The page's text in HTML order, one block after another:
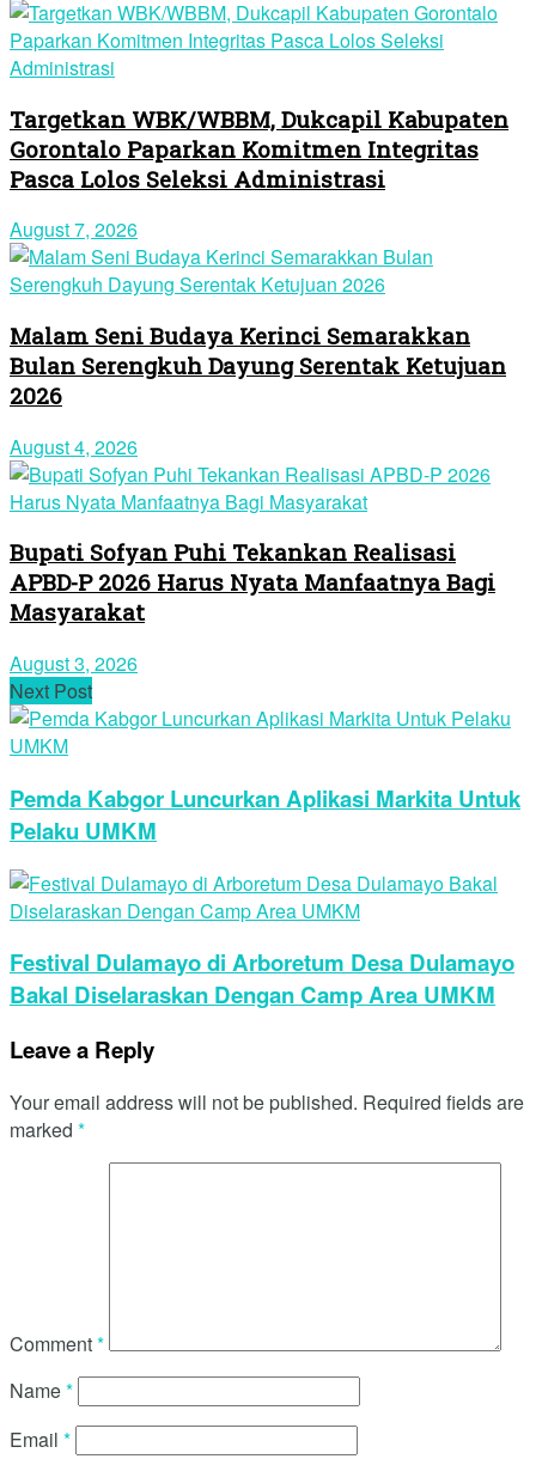
Targetkan WBK/WBBM, Dukcapil Kabupaten
Gorontalo Paparkan Komitmen Integritas
Pasca Lolos Seleksi Administrasi
August 7, 2026
Malam Seni Budaya Kerinci Semarakkan
Bulan Serengkuh Dayung Serentak Ketujuan
2026
August 4, 2026
Bupati Sofyan Puhi Tekankan Realisasi
APBD-P 2026 Harus Nyata Manfaatnya Bagi
Masyarakat
August 3, 2026
Next Post
Pemda Kabgor Luncurkan Aplikasi Markita Untuk
Pelaku UMKM
Festival Dulamayo di Arboretum Desa Dulamayo
Bakal Diselaraskan Dengan Camp Area UMKM
Leave a Reply
Your email address will not be published. Required fields are
marked *
Comment*
Name*
Email *